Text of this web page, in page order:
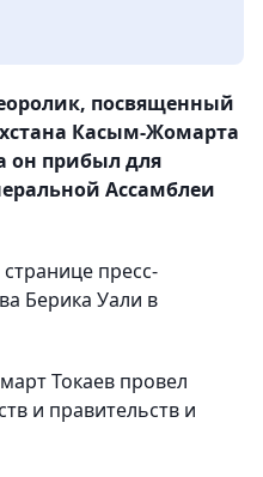
посвященный
Касым-Жомарта
он прибыл для
Ассамблеи
пресс-
Берика Уали в
Токаев провел
и правительств и